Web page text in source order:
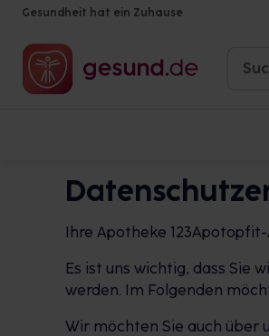
Gesundheit hat ein Zuhause
Ihre Apotheke
Es ist uns wichtig, dass Sie
werden. Im Folgenden
Wir möchten Sie auch über